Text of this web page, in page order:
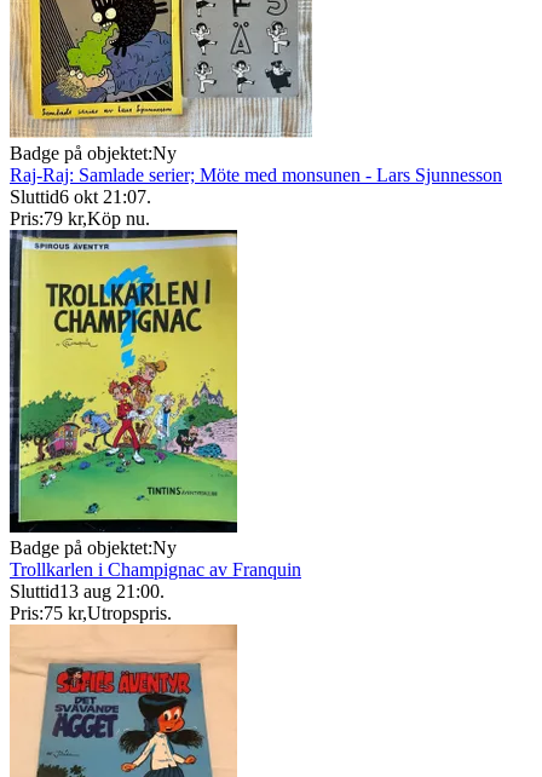
Badge på objektet:Ny
Raj-Raj: Samlade serier; Möte med monsunen - Lars Sjunnesson
Sluttid6 okt 21:07.
Pris:79 kr,Köp nu.
Badge på objektet:Ny
Trollkarlen i Champignac av Franquin
Sluttid13 aug 21:00.
Pris:75 kr,Utropspris.